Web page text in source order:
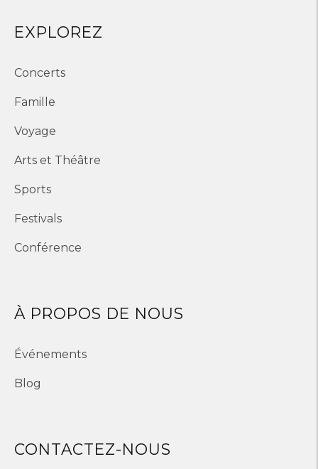
EXPLOREZ
Concerts
Famille
Voyage
Arts et Théâtre
Sports
Festivals
Conférence
À PROPOS DE NOUS
Événements
Blog
CONTACTEZ-NOUS